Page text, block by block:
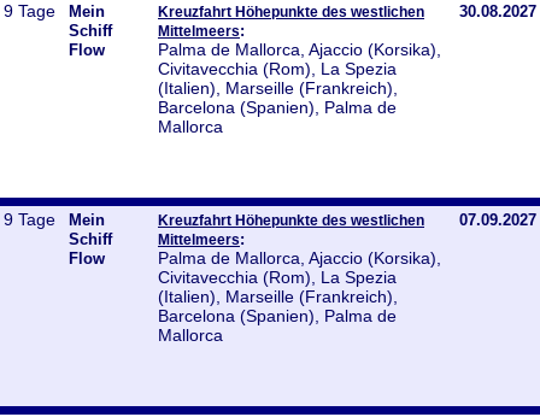
9 Tage
Mein
Schiff
Flow
Kreuzfahrt Höhepunkte des westlichen
Mittelmeers:
Palma de Mallorca, Ajaccio (Korsika),
Civitavecchia (Rom), La Spezia
(Italien), Marseille (Frankreich),
Barcelona (Spanien), Palma de
Mallorca
30.08.2027
9 Tage
Mein
Schiff
Flow
Kreuzfahrt Höhepunkte des westlichen
Mittelmeers:
Palma de Mallorca, Ajaccio (Korsika),
Civitavecchia (Rom), La Spezia
(Italien), Marseille (Frankreich),
Barcelona (Spanien), Palma de
Mallorca
07.09.2027